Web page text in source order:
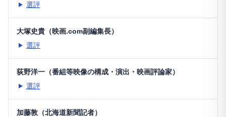
選評
大塚史貴（映画.com副編集長）
選評
荻野洋一（番組等映像の構成・演出・映画評論家）
選評
加藤敦（北海道新聞記者）